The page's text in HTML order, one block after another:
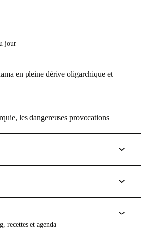
jour
en pleine dérive oligarchique et
les dangereuses provocations
recettes et agenda